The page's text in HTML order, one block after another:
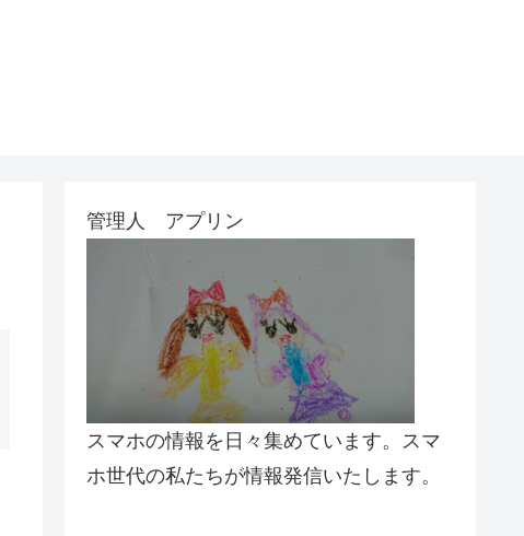
管理人 アプリン
スマホの情報を日々集めています。スマ
ホ世代の私たちが情報発信いたします。